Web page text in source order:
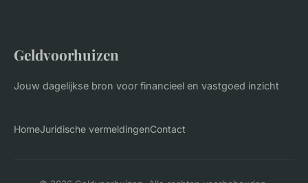
Geldvoorhuizen
Jouw dagelijkse bron voor financieel en vastgoed inzicht
HomeJuridische vermeldingenContact